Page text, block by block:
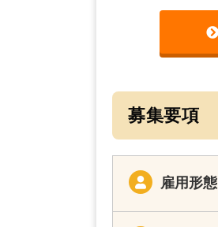
募集要項
雇用形態